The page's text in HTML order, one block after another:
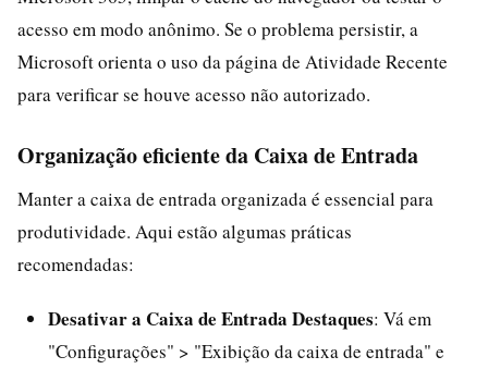
acesso em modo anônimo. Se o problema persistir, a
Microsoft orienta o uso da página de Atividade Recente
para verificar se houve acesso não autorizado.
Organização eficiente da Caixa de Entrada
Manter a caixa de entrada organizada é essencial para
produtividade. Aqui estão algumas práticas
recomendadas:
Desativar a Caixa de Entrada Destaques: Vá em
"Configurações" > "Exibição da caixa de entrada" e